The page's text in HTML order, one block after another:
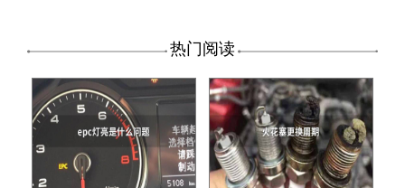
热门阅读